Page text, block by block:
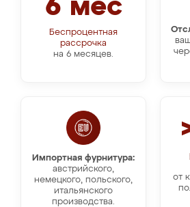
6 мес
Беспроцентная
рассрочка
на 6 месяцев.
Импортная фурнитура:
австрийского,
немецкого, польского,
итальянского
производства.
от